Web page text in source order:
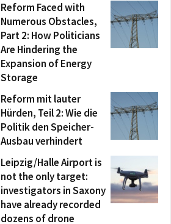
Reform Faced with
Numerous Obstacles,
Part 2: How Politicians
Are Hindering the
Expansion of Energy
Storage
Reform mit lauter
Hürden, Teil 2: Wie die
Politik den Speicher-
Ausbau verhindert
Leipzig/Halle Airport is
not the only target:
investigators in Saxony
have already recorded
dozens of drone